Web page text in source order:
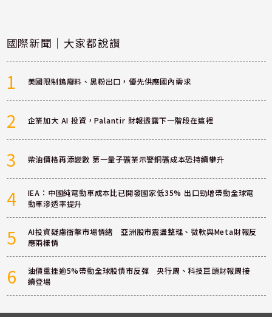
國際新聞｜大家都說讚
1 美國限制鎢廢料、黑粉出口，優先供應國內需求
2 企業加大 AI 投資，Palantir 財報透露下一階段在這裡
3 柴油價格再添變數 第一量子礦業示警銅礦成本恐持續攀升
4
IEA：中國純電動車成本比已開發國家低35% 出口勁增帶動全球電
動車滲透率提升
5
AI投資疑慮衝擊市場情緒 亞洲股市震盪整理、微軟與Meta財報反
應兩樣情
6
油價重挫逾5%帶動全球股債市反彈 央行周、科技巨頭財報周接
續登場